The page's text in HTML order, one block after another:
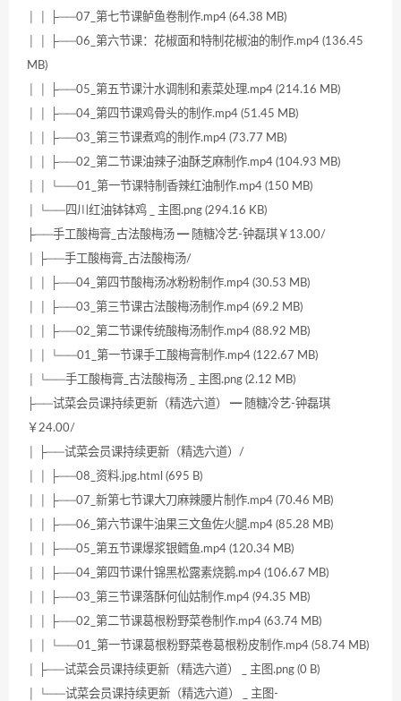
│ │ ├──07_第七节课鲈鱼卷制作.mp4 (64.38 MB)
│ │ ├──06_第六节课：花椒面和特制花椒油的制作.mp4 (136.45
MB)
│ │ ├──05_第五节课汁水调制和素菜处理.mp4 (214.16 MB)
│ │ ├──04_第四节课鸡骨头的制作.mp4 (51.45 MB)
│ │ ├──03_第三节课煮鸡的制作.mp4 (73.77 MB)
│ │ ├──02_第二节课油辣子油酥芝麻制作.mp4 (104.93 MB)
│ │ └──01_第一节课特制香辣红油制作.mp4 (150 MB)
│ └──四川红油钵钵鸡 _ 主图.png (294.16 KB)
├──手工酸梅膏_古法酸梅汤 ━ 随糖冷艺-钟磊琪￥13.00/
│ ├──手工酸梅膏_古法酸梅汤/
│ │ ├──04_第四节酸梅汤冰粉粉制作.mp4 (30.53 MB)
│ │ ├──03_第三节课古法酸梅汤制作.mp4 (69.2 MB)
│ │ ├──02_第二节课传统酸梅汤制作.mp4 (88.92 MB)
│ │ └──01_第一节课手工酸梅膏制作.mp4 (122.67 MB)
│ └──手工酸梅膏_古法酸梅汤 _ 主图.png (2.12 MB)
├──试菜会员课持续更新（精选六道） ━ 随糖冷艺-钟磊琪
￥24.00/
│ ├──试菜会员课持续更新（精选六道）/
│ │ ├──08_资料.jpg.html (695 B)
│ │ ├──07_新第七节课大刀麻辣腰片制作.mp4 (70.46 MB)
│ │ ├──06_第六节课牛油果三文鱼佐火腿.mp4 (85.28 MB)
│ │ ├──05_第五节课爆浆银鳕鱼.mp4 (120.34 MB)
│ │ ├──04_第四节课什锦黑松露素烧鹅.mp4 (106.67 MB)
│ │ ├──03_第三节课落酥何仙姑制作.mp4 (94.35 MB)
│ │ ├──02_第二节课葛根粉野菜卷制作.mp4 (63.74 MB)
│ │ └──01_第一节课葛根粉野菜卷葛根粉皮制作.mp4 (58.74 MB)
│ ├──试菜会员课持续更新（精选六道） _ 主图.png (0 B)
│ └──试菜会员课持续更新（精选六道） _ 主图-